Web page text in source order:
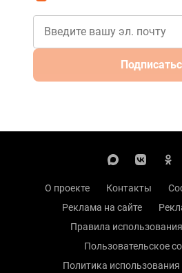
О проекте Контакты
Реклама на сайте
Правила
Пользовательское
Политика